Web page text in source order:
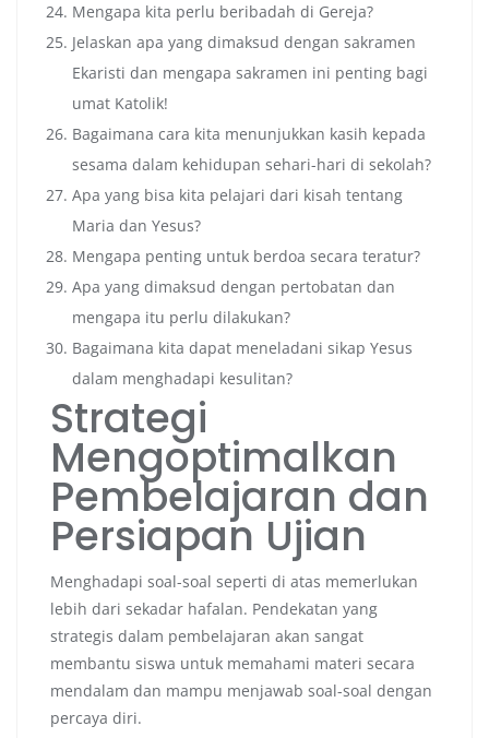
Mengapa kita perlu beribadah di Gereja?
Jelaskan apa yang dimaksud dengan sakramen
Ekaristi dan mengapa sakramen ini penting bagi
umat Katolik!
Bagaimana cara kita menunjukkan kasih kepada
sesama dalam kehidupan sehari-hari di sekolah?
Apa yang bisa kita pelajari dari kisah tentang
Maria dan Yesus?
Mengapa penting untuk berdoa secara teratur?
Apa yang dimaksud dengan pertobatan dan
mengapa itu perlu dilakukan?
Bagaimana kita dapat meneladani sikap Yesus
dalam menghadapi kesulitan?
Strategi
Mengoptimalkan
Pembelajaran dan
Persiapan Ujian
Menghadapi soal-soal seperti di atas memerlukan
lebih dari sekadar hafalan. Pendekatan yang
strategis dalam pembelajaran akan sangat
membantu siswa untuk memahami materi secara
mendalam dan mampu menjawab soal-soal dengan
percaya diri.